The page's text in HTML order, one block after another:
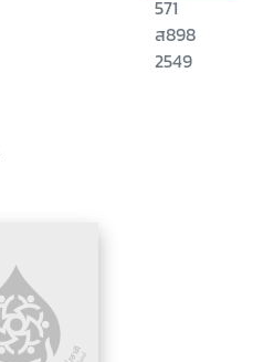
571
ส898
2549